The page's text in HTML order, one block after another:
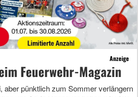
Anzeige
Feuerwehr-Magazin
aber pünktlich zum Sommer verlängern